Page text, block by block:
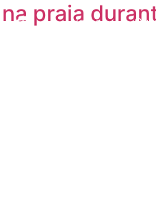
Home
praia